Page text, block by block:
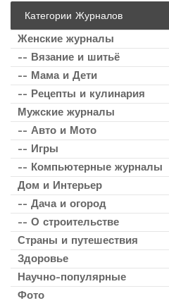
Категории Журналов
Женские журналы
-- Вязание и шитьё
-- Мама и Дети
-- Рецепты и кулинария
Мужские журналы
-- Авто и Мото
-- Игры
-- Компьютерные журналы
Дом и Интерьер
-- Дача и огород
-- О строительстве
Страны и путешествия
Здоровье
Научно-популярные
Фото